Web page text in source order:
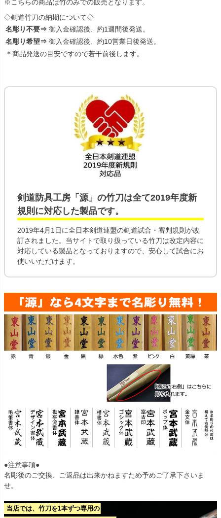
※こちらの商品は竹のみでの販売となります。
◇剣道竹刀の納期について◇
名彫り不要⇒ 御入金確認後、約1週間後発送。
名彫り希望⇒ 御入金確認後、約10営業日後発送。
＊商品発送の目安ですので若干前後します。
剣道防具工房「源」の竹刀 は全て2019年度新
規則 に対応した製品です。
2019年4月1日に全日本剣道連盟の剣道試合・審判規則が改
訂されました。当サイトで取り扱っている竹刀は改定内容に
対応している製品となっておりますので、安心して試合にお
使いいただけます。
●注意事項●
名彫後のご交換、ご返品は出来かねますため予めご了承下さいま
せ。
当店では、竹刀を1本ずつ専用の